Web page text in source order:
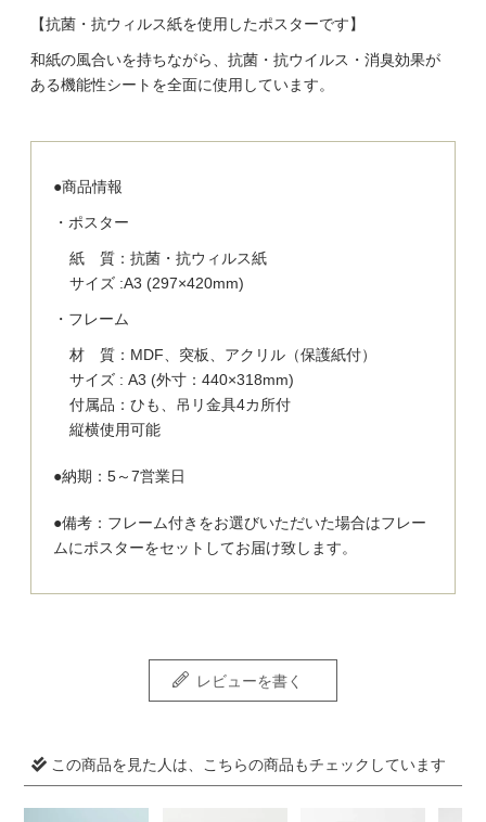
【抗菌・抗ウィルス紙を使用したポスターです】
和紙の風合いを持ちながら、抗菌・抗ウイルス・消臭効果が
ある機能性シートを全面に使用しています。
●商品情報
・ポスター
紙 質：抗菌・抗ウィルス紙
サイズ :A3 (297×420mm)
・フレーム
材 質：MDF、突板、アクリル（保護紙付）
サイズ : A3 (外寸：440×318mm)
付属品：ひも、吊リ金具4カ所付
縦横使用可能
●納期：5～7営業日
●備考：フレーム付きをお選びいただいた場合はフレー
ムにポスターをセットしてお届け致します。
レビューを書く
この商品を見た人は、こちらの商品もチェックしています